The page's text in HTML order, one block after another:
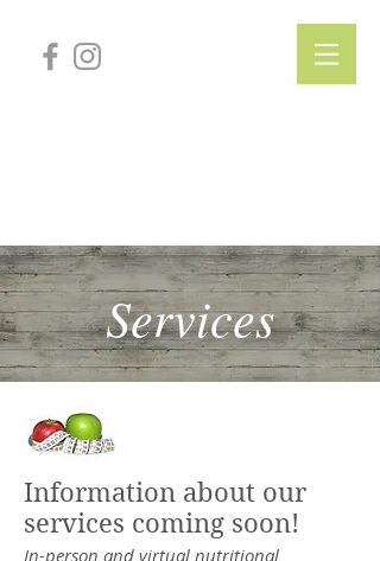
Services
Information about our
services coming soon!
In-person and virtual nutritional